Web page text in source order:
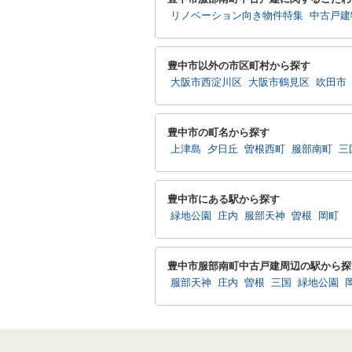
リノベーション向き物件特集 中古戸
豊中市以外の市区町村から探す
大阪市西淀川区 大阪市鶴見区 吹田市
豊中市の町名から探す
上津島 夕日丘 曽根西町 服部南町 三
豊中市にある駅から探す
緑地公園 庄内 服部天神 曽根 岡町
豊中市服部南町中古戸建周辺の駅から
服部天神 庄内 曽根 三国 緑地公園